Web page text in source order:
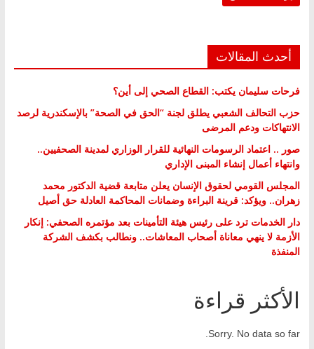
أحدث المقالات
فرحات سليمان يكتب: القطاع الصحي إلى أين؟
حزب التحالف الشعبي يطلق لجنة “الحق في الصحة” بالإسكندرية لرصد
الانتهاكات ودعم المرضى
صور .. اعتماد الرسومات النهائية للقرار الوزاري لمدينة الصحفيين..
وانتهاء أعمال إنشاء المبنى الإداري
المجلس القومي لحقوق الإنسان يعلن متابعة قضية الدكتور محمد
زهران.. ويؤكد: قرينة البراءة وضمانات المحاكمة العادلة حق أصيل
دار الخدمات ترد على رئيس هيئة التأمينات بعد مؤتمره الصحفي: إنكار
الأزمة لا ينهي معاناة أصحاب المعاشات.. ونطالب بكشف الشركة
المنفذة
الأكثر قراءة
Sorry. No data so far.